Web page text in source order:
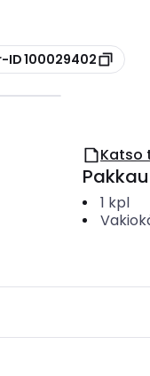
ID 100029402
Katso
1 kpl